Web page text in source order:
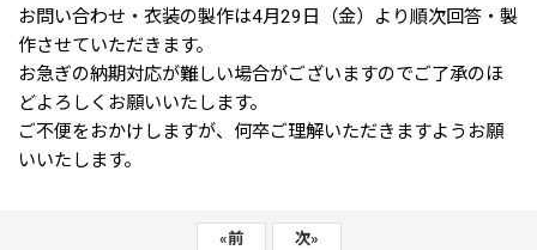
お問い合わせ・衣装の製作は4月29日（金）より順次回答・製
作させていただきます。
お急ぎの納期対応が難しい場合がございますのでご了承のほ
どよろしくお願いいたします。
ご不便をおかけしますが、何卒ご理解いただきますようお願
いいたします。
«前 次»